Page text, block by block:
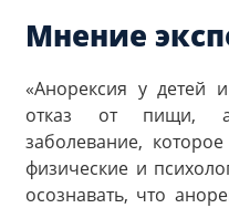
Мнение
«Анорексия у детей
отказ от пищи, а
заболевание,
физические и
осознавать, что